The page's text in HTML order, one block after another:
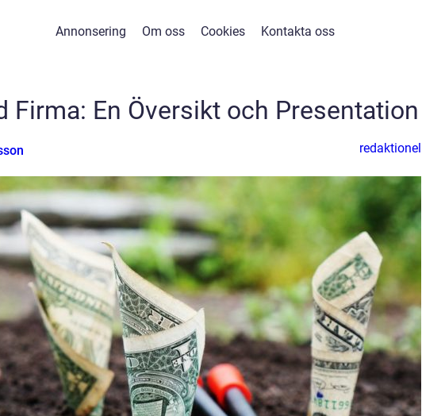
Annonsering Om oss Cookies Kontakta oss
Firma: En Översikt och Presentation
redaktionel